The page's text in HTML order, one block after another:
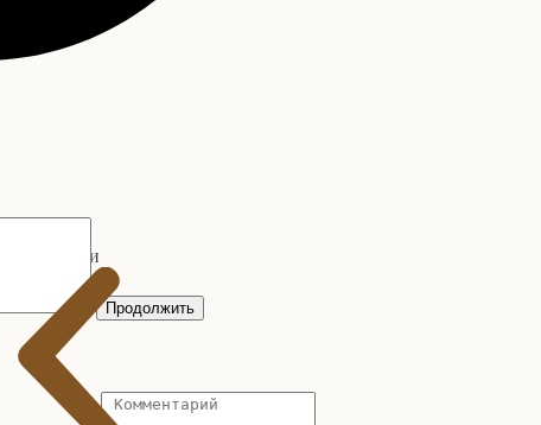
Категории
Продолжить